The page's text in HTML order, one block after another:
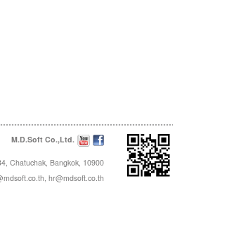
M.D.Soft Co.,Ltd.
Chatuchak, Bangkok, 10900
, hr@mdsoft.co.th